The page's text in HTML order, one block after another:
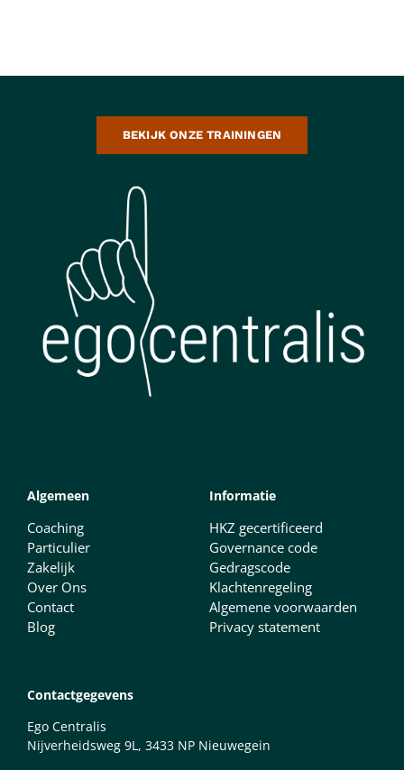
BEKIJK ONZE TRAININGEN
Algemeen
Coaching
Particulier
Zakelijk
Over Ons
Contact
Blog
Informatie
HKZ gecertificeerd
Governance code
Gedragscode
Klachtenregeling
Algemene voorwaarden
Privacy statement
Contactgegevens
Ego Centralis
Nijverheidsweg 9L, 3433 NP Nieuwegein